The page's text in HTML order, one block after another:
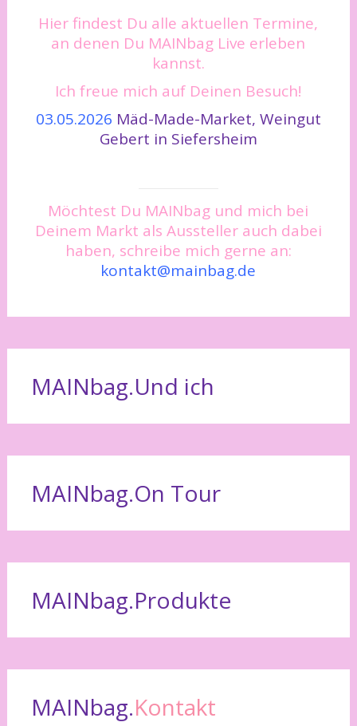
Hier findest Du alle aktuellen Termine,
an denen Du MAINbag Live erleben
kannst.
Ich freue mich auf Deinen Besuch!
03.05.2026 Mäd-Made-Market, Weingut
Gebert in Siefersheim
Möchtest Du MAINbag und mich bei
Deinem Markt als Aussteller auch dabei
haben, schreibe mich gerne an:
kontakt@mainbag.de
MAINbag.Und ich
MAINbag.On Tour
MAINbag.Produkte
MAINbag.Kontakt